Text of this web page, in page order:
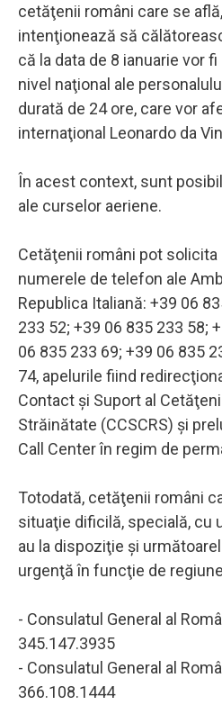
cetăţenii români care se
intenţionează să
că la data de 8 ianuarie vor
nivel naţional ale
durată de 24 ore, care vor
internaţional Leonardo da
În acest context, sunt
ale curselor aeriene.
Cetăţenii români pot
numerele de telefon ale
Republica Italiană: +39 06
233 52; +39 06 835 233 58;
06 835 233 69; +39 06 835
74, apelurile fiind
Contact şi Suport al
Străinătate (CCSCRS) şi
Call Center în regim de
Totodată, cetăţenii români
situaţie dificilă, specială, cu
au la dispoziţie şi
urgenţă în funcţie de
- Consulatul General al
345.147.3935
- Consulatul General al
366.108.1444